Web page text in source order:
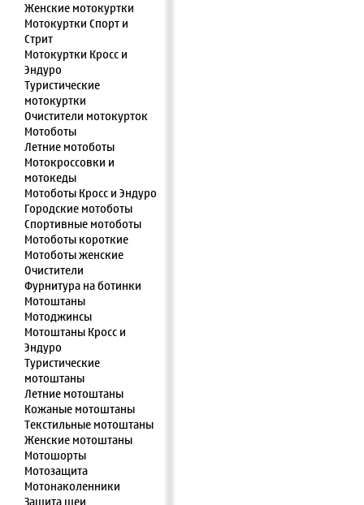
Женские мотокуртки
Мотокуртки Спорт и
Стрит
Мотокуртки Кросс и
Эндуро
Туристические
мотокуртки
Очистители мотокурток
Мотоботы
Летние мотоботы
Мотокроссовки и
мотокеды
Мотоботы Кросс и Эндуро
Городские мотоботы
Спортивные мотоботы
Мотоботы короткие
Мотоботы женские
Очистители
Фурнитура на ботинки
Мотоштаны
Мотоджинсы
Мотоштаны Кросс и
Эндуро
Туристические
мотоштаны
Летние мотоштаны
Кожаные мотоштаны
Текстильные мотоштаны
Женские мотоштаны
Мотошорты
Мотозащита
Мотонаколенники